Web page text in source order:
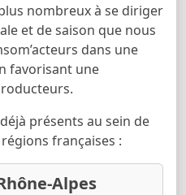
nombreux à se diriger
et de saison que nous
dans une
favorisant une
présents au sein de
françaises :
Alpes